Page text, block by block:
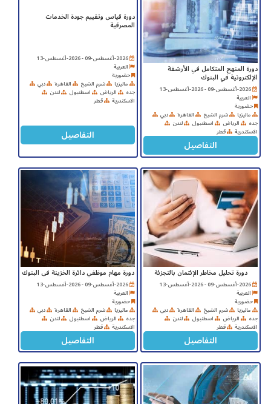
دورة المنهج المتكامل في الأرشفة
الإلكترونية في البنوك
2026-أغسطس-09 - 2026-أغسطس-13
العربية
حضورية
ماليزيا شرم الشيخ القاهرة دبي
جده الرياض اسطنبول لندن
الاسكندرية قطر
التفاصيل
دورة قياس وتقييم جودة الخدمات
المصرفية
2026-أغسطس-09 - 2026-أغسطس-13
العربية
حضورية
ماليزيا شرم الشيخ القاهرة دبي
جده الرياض اسطنبول لندن
الاسكندرية قطر
التفاصيل
دورة تحليل مخاطر الإئتمان بالتجزئة
2026-أغسطس-09 - 2026-أغسطس-13
العربية
حضورية
ماليزيا شرم الشيخ القاهرة دبي
جده الرياض اسطنبول لندن
الاسكندرية قطر
التفاصيل
دورة مهام موظفي دائرة الخزينة فى البنوك
2026-أغسطس-09 - 2026-أغسطس-13
العربية
حضورية
ماليزيا شرم الشيخ القاهرة دبي
جده الرياض اسطنبول لندن
الاسكندرية قطر
التفاصيل